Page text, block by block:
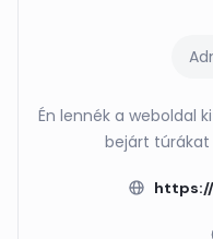
Én lennék a weboldal
bejárt túrákat